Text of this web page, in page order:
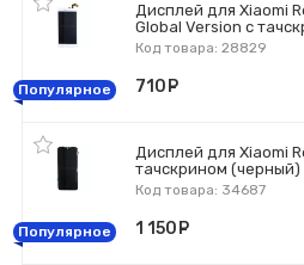
Дисплей для Xiaomi
Global Version с
Код товара: 28829
Популярное 710
Дисплей для Xiaomi
тачскрином (черный)
Код товара: 34687
Популярное 1 150